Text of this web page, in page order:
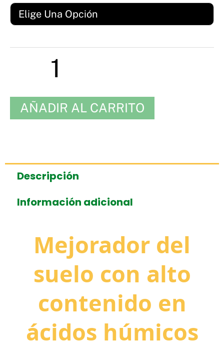
AÑADIR AL CARRITO
Descripción
Información adicional
Mejorador del
suelo con alto
contenido en
ácidos húmicos